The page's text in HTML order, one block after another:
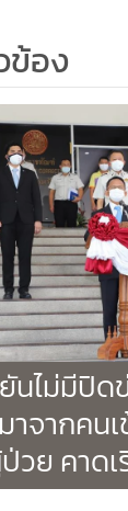
ทยแล้วทั้งในวัน
งยุติธรรมและก
งผู้ต้องขังที่ต้อ
องจองจำ ประ
จุบัน ตลอดจนเ
งนั้นกระทรวง
รพักโทษในรูป
คอบ โดยพิจาร
ของผู้ต้องขัง
ฎหมายต่างๆ เ
ได้ประโยชน์ด้
ราเวียร์ รักษา
นบาท แต่หากใ
ข้อง
นไม่มีปิ
จากคนเ
ย คาดเ